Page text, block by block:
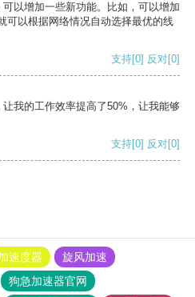
以增加一些新功能。比如，可以增加
可以根据网络情况自动选择最优的线
支持[0] 反对[0]
我的工作效率提高了50%，让我能够
支持[0] 反对[0]
速度器
旋风加速
狗急加速器官网